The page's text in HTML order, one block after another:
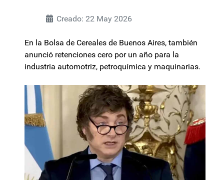
Creado: 22 May 2026
En la Bolsa de Cereales de Buenos Aires, también
anunció retenciones cero por un año para la
industria automotriz, petroquímica y maquinarias.